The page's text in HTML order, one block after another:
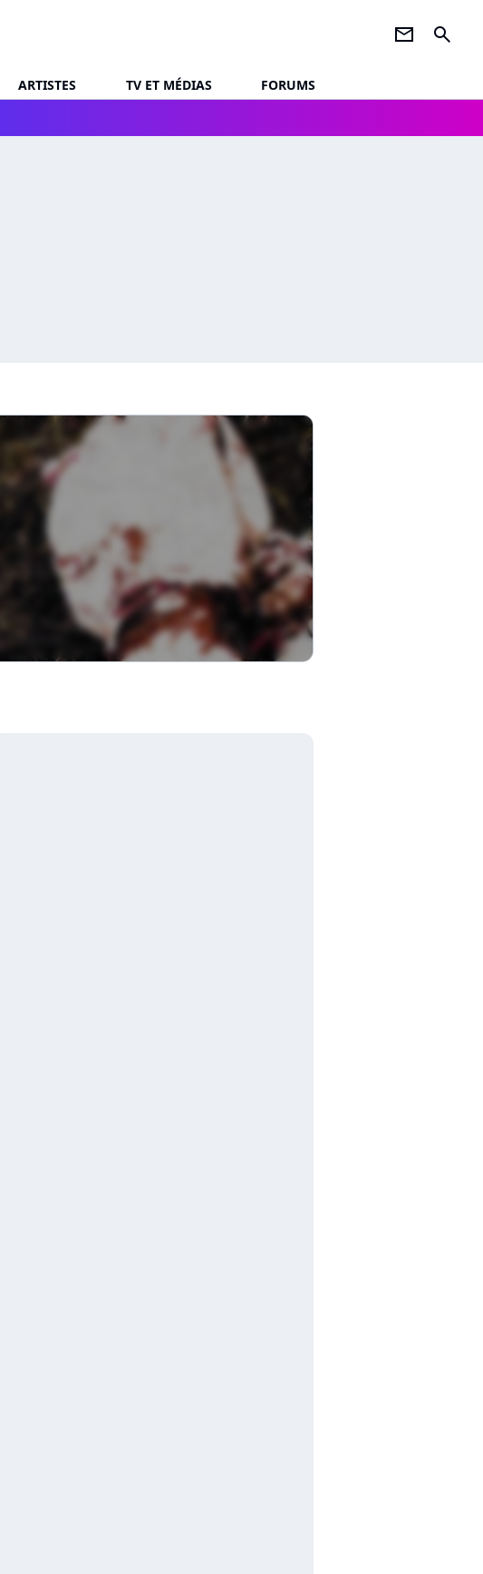
newsletter search
ARTISTES TV ET MÉDIAS
FORUMS